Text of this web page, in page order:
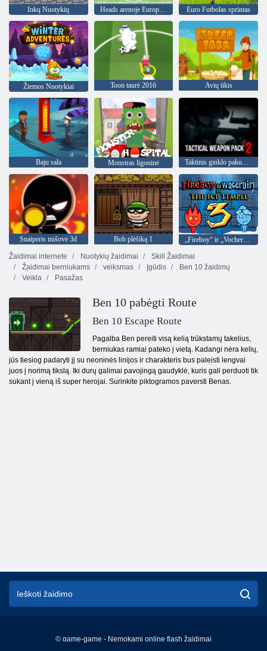
Inkų Nuotykių Heads arenoje Europos futbolo Euro Futbolas sprintas
Žiemos Nuotykiai Toon taurė 2016 Avių ūkis
Baju sala Monstras ligoninė Taktinis ginklo pakuotė 2
Snaiperis nušovė 3d Bob plėšiką 1
„Fireboy“ ir „Vochergirl 3“: ledo šventykla
Žaidimai internete
Nuotykių žaidimai
Skill Žaidimai
Žaidimai berniukams
veiksmas Įgūdis
Ben 10 žaidimų
Veikla
Pasažas
Ben 10 pabėgti Route
Ben 10 Escape Route
Pagalba Ben pereiti visą kelią trūkstamų takelius,
berniukas ramiai pateko į vietą. Kadangi nėra kelių,
jūs tiesiog padaryti jį su neoninės linijos ir charakteris bus paleisti lengvai
juos į norimą tikslą. Iki durų galimai pavojingą gaudyklė, kuris gali perduoti tik
sukant į vieną iš super herojai. Surinkite piktogramos paversti Benas.
© game-game - Nemokami online flash žaidimai